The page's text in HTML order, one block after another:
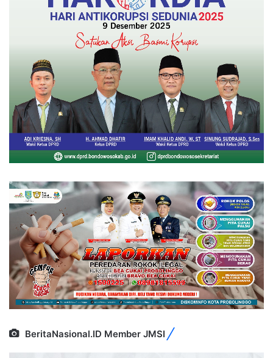
BeritaNasional.ID Member JMSI